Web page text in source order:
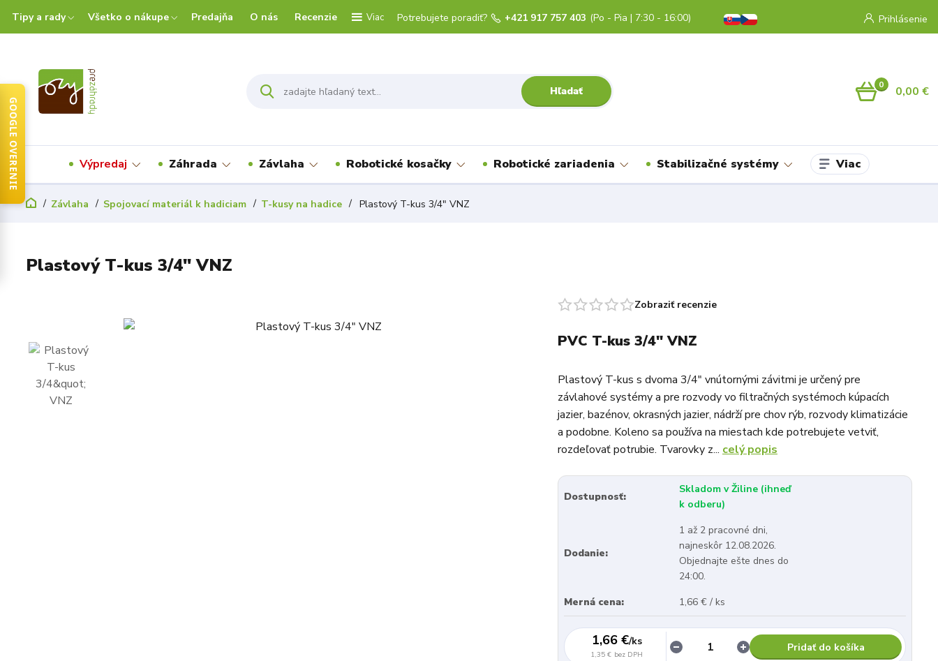
Tipy a rady Všetko o nákupe Predajňa O nás Recenzie Viac Prihlásenie
Hľadať
Potrebujete poradiť? +421 917 757 403 (Po - Pia | 7:30 - 16:00)
0 0,00 €
Výpredaj Záhrada Závlaha Robotické kosačky Robotické zariadenia Stabilizačné systémy Viac
Závlaha Spojovací materiál k hadiciam T-kusy na hadice Plastový T-kus 3/4" VNZ
Plastový T-kus 3/4" VNZ
Zobraziť recenzie
PVC T-kus 3/4" VNZ
Plastový T-kus s dvoma 3/4" vnútornými závitmi je určený pre
závlahové systémy a pre rozvody vo filtračných systémoch kúpacích
jazier, bazénov, okrasných jazier, nádrží pre chov rýb, rozvody klimatizácie
a podobne. Koleno sa používa na miestach kde potrebujete vetviť,
rozdeľovať potrubie. Tvarovky z... celý popis
Dostupnosť:
Skladom v Žiline (ihneď
k odberu)
Dodanie:
1 až 2 pracovné dni,
najneskôr 12.08.2026.
Objednajte ešte dnes do
24:00.
Merná cena:
1,66 € / ks
1,66 €/ks
1,35 € bez DPH
Pridať do košíka
GOOGLE OVERENIE